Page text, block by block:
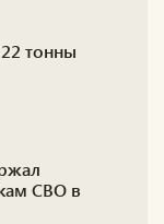
тонны
СВО в